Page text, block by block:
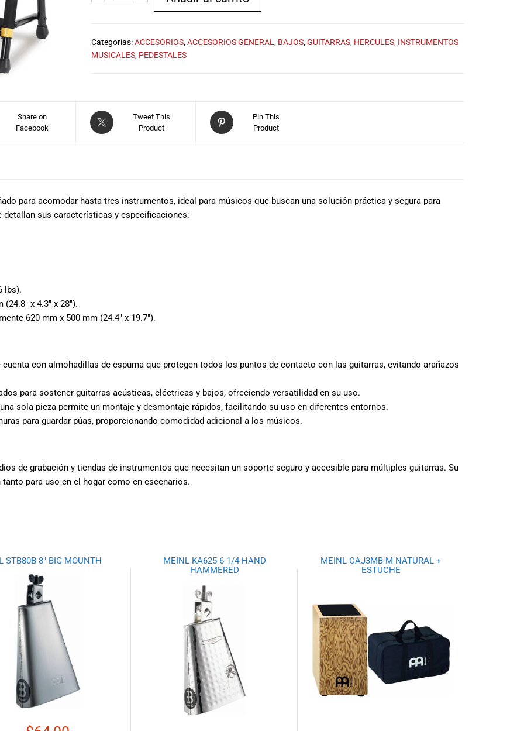
Categorías:ACCESORIOS,ACCESORIOS GENERAL , BAJOS,GUITARRAS, HERCULES, INSTRUMENTOS
MUSICALES, PEDESTALES
Share on
Facebook
Tweet This
Product
Pin This
Product
para acomodar hasta tres instrumentos, ideal para músicos que buscan una solución práctica y segura para
sus características y especificaciones:
lbs).
x 4.3″ x 28″).
620 mm x 500 mm (24.4″ x 19.7″).
cuenta con almohadillas de espuma que protegen todos los puntos de contacto con las guitarras, evitando arañazos
para sostener guitarras acústicas, eléctricas y bajos, ofreciendo versatilidad en su uso.
sola pieza permite un montaje y desmontaje rápidos, facilitando su uso en diferentes entornos.
para guardar púas, proporcionando comodidad adicional a los músicos.
de grabación y tiendas de instrumentos que necesitan un soporte seguro y accesible para múltiples guitarras. Su
para uso en el hogar como en escenarios.
STB80B 8″ BIG MOUNTH
MEINL KA625 6 1/4 HAND
HAMMERED
MEINL CAJ3MB-M NATURAL +
ESTUCHE